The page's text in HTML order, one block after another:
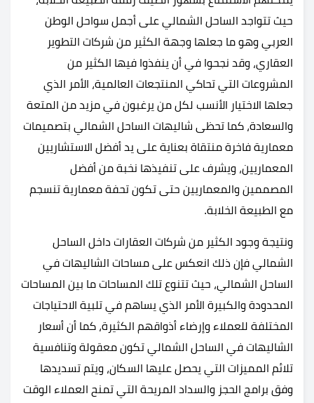
حيث تتواجد الساحل الشمالي على أجمل سواحل الوطن
العربي وهو ما جعلها وجهة الكثير من شركات التطوير
العقاري، وقد نجحوا في أن ينفذوا فيها الكثير من
المشروعات التي تحاكي المنتجعات العالمية، الأمر الذي
جعلها الاختيار الأنسب لكل من يرغبون في مزيد من المتعة
والسعادة، كما تحظى شاليهات الساحل الشمالي بتصميمات
معمارية فاخرة منتقاة بعناية على يد أفضل الاستشاريين
المعماريين، ويشرف على تنفيذها نخبة من أفضل
المصممين والمعماريين حتى تكون تحفة معمارية تنسجم
مع الطبيعة الخلابة.
ونتيجة وجود الكثير من شركات العقارات داخل الساحل
الشمالي فإن ذلك انعكس على مساحات الشاليهات في
الساحل الشمالي، حيث تتنوع تلك المساحات ما بين المساحات
المحدودة والكبيرة الأمر الذي يساهم في تلبية الاحتياجات
المختلفة للعملاء وإرضاء أذواقهم الكثيرة، كما أن أسعار
الشاليهات في الساحل الشمالي تكون معقولة وتنافسية
تلائم المميزات التي يحصل عليها السكان، ويتم تسديدها
وفق برامج الحجز والسداد المريحة التي تمنح العملاء الوقت